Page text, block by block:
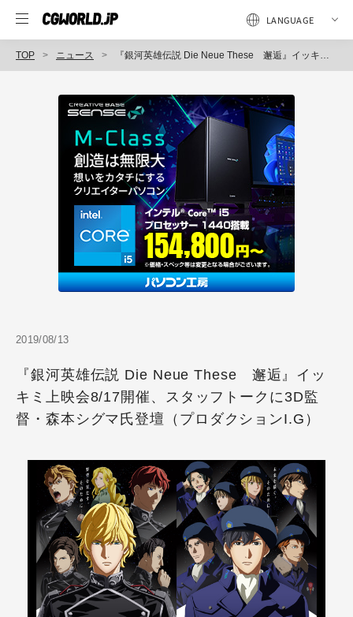
TOP ニュース 『銀河英雄伝説 Die Neue These 邂逅』イッキミ上映会8/17開催、スタッフトークに3D監督・森本シグマ氏登壇（プロダクションI.G）
2019/08/13
『銀河英雄伝説 Die Neue These 邂逅』イッ
キミ上映会8/17開催、スタッフトークに3D監
督・森本シグマ氏登壇（プロダクションI.G）